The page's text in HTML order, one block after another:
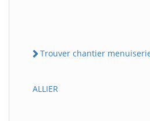
Trouver chantier menuiserie
ALLIER